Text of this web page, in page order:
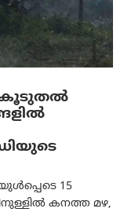
കൂടുതൽ
15
കനത്ത മഴ,